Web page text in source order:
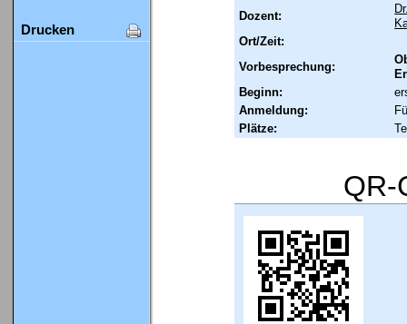
Drucken
Dozent:
Ort/Zeit:
Vorbesprechung:
Beginn:
Anmeldung:
Plätze:
QR-